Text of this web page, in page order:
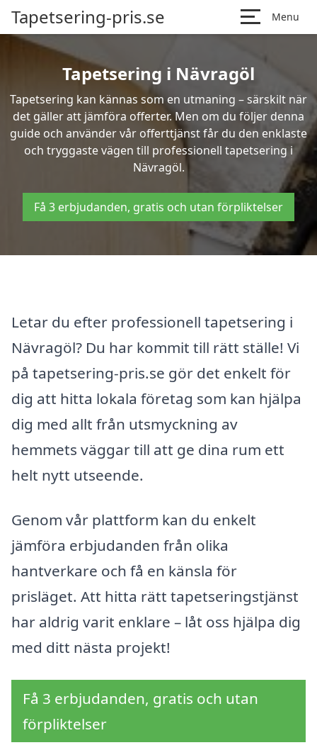
Tapetsering-pris.se Menu
Tapetsering i Nävragöl
Tapetsering kan kännas som en utmaning – särskilt när
det gäller att jämföra offerter. Men om du följer denna
guide och använder vår offerttjänst får du den enklaste
och tryggaste vägen till professionell tapetsering i
Nävragöl.
Få 3 erbjudanden, gratis och utan förpliktelser
Letar du efter professionell tapetsering i
Nävragöl? Du har kommit till rätt ställe! Vi
på tapetsering-pris.se gör det enkelt för
dig att hitta lokala företag som kan hjälpa
dig med allt från utsmyckning av
hemmets väggar till att ge dina rum ett
helt nytt utseende.
Genom vår plattform kan du enkelt
jämföra erbjudanden från olika
hantverkare och få en känsla för
prisläget. Att hitta rätt tapetseringstjänst
har aldrig varit enklare – låt oss hjälpa dig
med ditt nästa projekt!
Få 3 erbjudanden, gratis och utan
förpliktelser